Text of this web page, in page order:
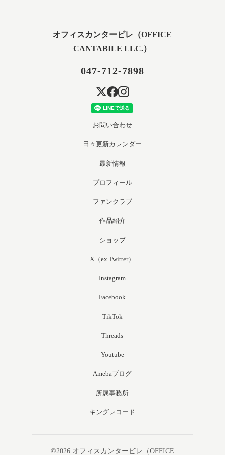
オフィスカンタービレ（OFFICE
CANTABILE LLC.）
047-712-7898
お問い合わせ
日々更新カレンダー
最新情報
プロフィール
ファンクラブ
作品紹介
ショップ
X（ex.Twitter）
Instagram
Facebook
TikTok
Threads
Youtube
Amebaブログ
所属事務所
キングレコード
©2026 オフィスカンタービレ（OFFICE